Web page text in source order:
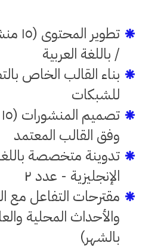
/ باللغة العربية
بناء القالب الخاص
للشبكات
وفق القالب المعتمد
تدوينة متخصصة
الإنجليزية - عدد ٢
مقترحات التفاعل مع
والأحداث المحلية
بالشهر)